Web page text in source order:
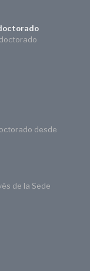
desde
de la Sede